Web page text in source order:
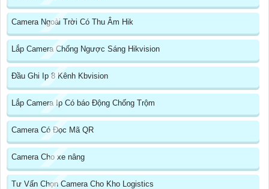
Camera Ngoài Trời Có Thu Âm Hik
Lắp Camera Chống Ngược Sáng Hikvision
Đầu Ghi Ip 8 Kênh Kbvision
Lắp Camera Ip Có báo Động Chống Trộm
Camera Có Đọc Mã QR
Camera Cho xe nâng
Tư Vấn Chọn Camera Cho Kho Logistics